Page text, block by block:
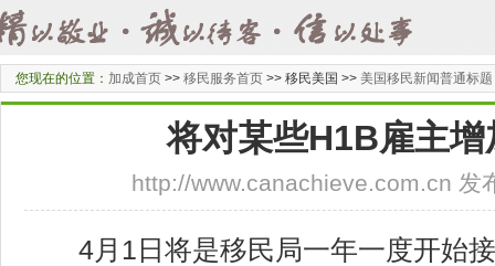
您现在的位置： 加成首页 >> 移民服务首页 >> 移民美国 >> 美国移民新闻普通标题
将对某些H1B雇主
http://www.canachieve.com.cn 发
4月1日将是移民局一年一度开始接